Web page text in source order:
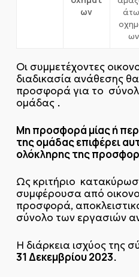
ων
ων
Οι συμμετέχοντες
διαδικασία ανάθεσης
προσφορά για το
ομάδας .
Μη προσφορά μίας ή
της ομάδας επιφέρει
ολόκληρης της
Ως κριτήριο
συμφέρουσα από
προσφορά,
σύνολο των εργασιών
Η διάρκεια ισχύος της
31 Δεκεμβρίου 2023.